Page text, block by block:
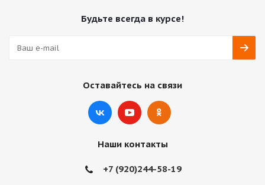
Будьте всегда в курсе!
Оставайтесь на связи
Наши контакты
+7 (920)244-58-19